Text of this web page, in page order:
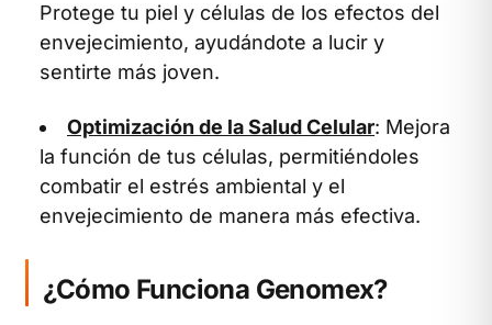
Protege tu piel y células de los efectos del
envejecimiento, ayudándote a lucir y
sentirte más joven.
Optimización de la Salud Celular: Mejora
la función de tus células, permitiéndoles
combatir el estrés ambiental y el
envejecimiento de manera más efectiva.
¿Cómo Funciona Genomex?